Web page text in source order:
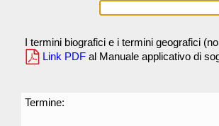
I termini biografici e i termini geografici
Link PDF al Manuale applicativo di
Termine: